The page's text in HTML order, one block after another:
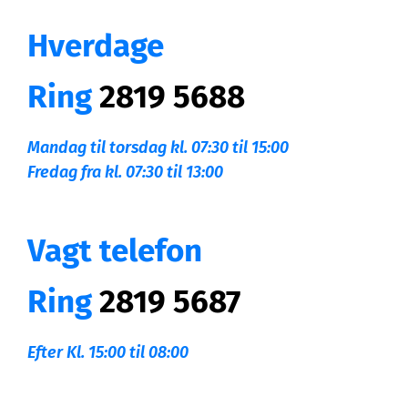
Hverdage
Ring2819 5688
Mandag til torsdag kl. 07:30 til 15:00
Fredag fra kl. 07:30 til 13:00
Vagt telefon
Ring2819 5687
Efter Kl. 15:00 til 08:00